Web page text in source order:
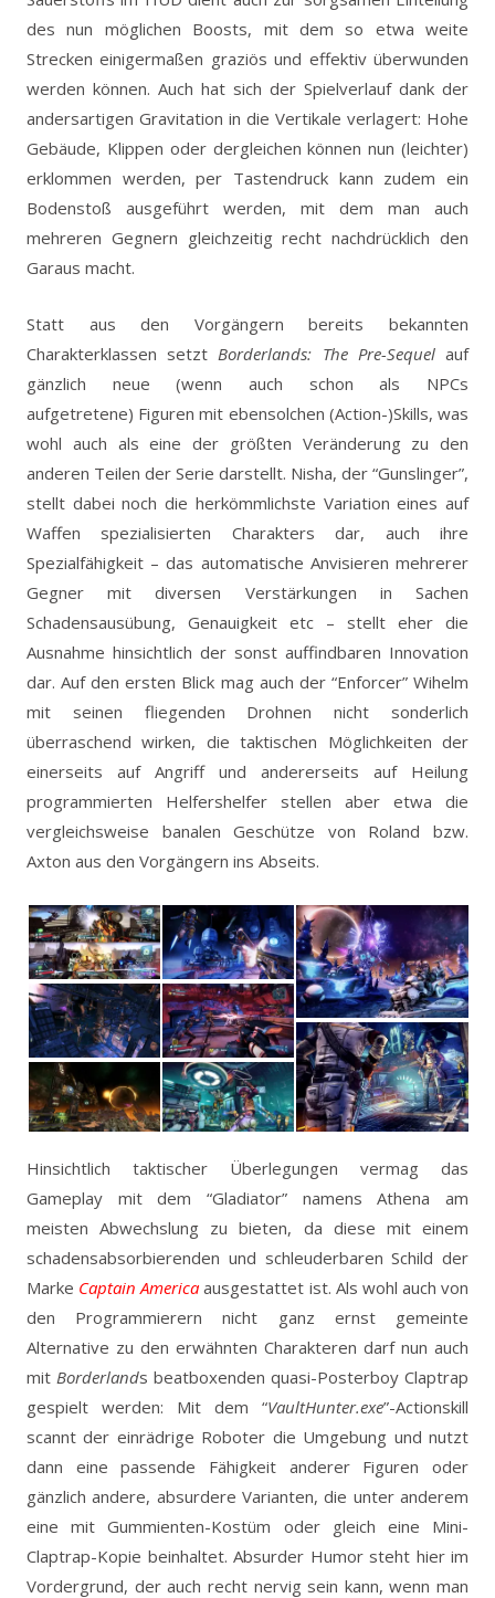
des nun möglichen Boosts, mit dem so etwa weite
Strecken einigermaßen graziös und effektiv überwunden
werden können. Auch hat sich der Spielverlauf dank der
andersartigen Gravitation in die Vertikale verlagert: Hohe
Gebäude, Klippen oder dergleichen können nun (leichter)
erklommen werden, per Tastendruck kann zudem ein
Bodenstoß ausgeführt werden, mit dem man auch
mehreren Gegnern gleichzeitig recht nachdrücklich den
Garaus macht.
Statt aus den Vorgängern bereits bekannten
Charakterklassen setzt Borderlands: The Pre-Sequelauf
gänzlich neue (wenn auch schon als NPCs
aufgetretene) Figuren mit ebensolchen (Action-)Skills, was
wohl auch als eine der größten Veränderung zu den
anderen Teilen der Serie darstellt. Nisha, der “Gunslinger”,
stellt dabei noch die herkömmlichste Variation eines auf
Waffen spezialisierten Charakters dar, auch ihre
Spezialfähigkeit – das automatische Anvisieren mehrerer
Gegner mit diversen Verstärkungen in Sachen
Schadensausübung, Genauigkeit etc – stellt eher die
Ausnahme hinsichtlich der sonst auffindbaren Innovation
dar. Auf den ersten Blick mag auch der “Enforcer” Wihelm
mit seinen fliegenden Drohnen nicht sonderlich
überraschend wirken, die taktischen Möglichkeiten der
einerseits auf Angriff und andererseits auf Heilung
programmierten Helfershelfer stellen aber etwa die
vergleichsweise banalen Geschütze von Roland bzw.
Axton aus den Vorgängern ins Abseits.
Hinsichtlich taktischer Überlegungen vermag das
Gameplay mit dem “Gladiator” namens Athena am
meisten Abwechslung zu bieten, da diese mit einem
schadensabsorbierenden und schleuderbaren Schild der
Marke Captain America ausgestattet ist. Als wohl auch von
den Programmierern nicht ganz ernst gemeinte
Alternative zu den erwähnten Charakteren darf nun auch
mit Borderlands beatboxenden quasi-Posterboy Claptrap
gespielt werden: Mit dem “VaultHunter.exe”-Actionskill
scannt der einrädrige Roboter die Umgebung und nutzt
dann eine passende Fähigkeit anderer Figuren oder
gänzlich andere, absurdere Varianten, die unter anderem
eine mit Gummienten-Kostüm oder gleich eine Mini-
Claptrap-Kopie beinhaltet. Absurder Humor steht hier im
Vordergrund, der auch recht nervig sein kann, wenn man